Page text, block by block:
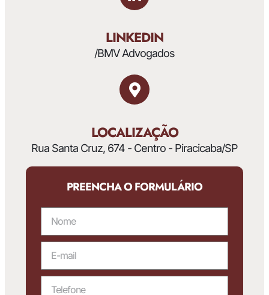
LINKEDIN
/BMV Advogados
LOCALIZAÇÃO
Rua Santa Cruz, 674 - Centro - Piracicaba/SP
PREENCHA O FORMULÁRIO